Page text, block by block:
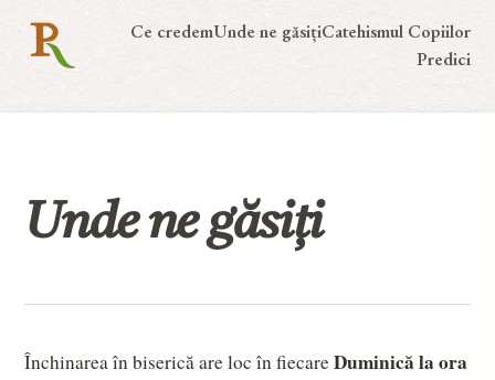
Ce credemUnde ne găsițiCatehismul Copiilor
Predici
Unde ne găsiți
Închinarea în biserică are loc în fiecare Duminică la ora